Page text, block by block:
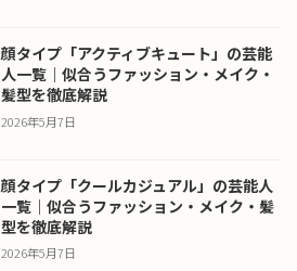
顔タイプ「アクティブキュート」の芸能
人一覧｜似合うファッション・メイク・
髪型を徹底解説
2026年5月7日
顔タイプ「クールカジュアル」の芸能人
一覧｜似合うファッション・メイク・髪
型を徹底解説
2026年5月7日